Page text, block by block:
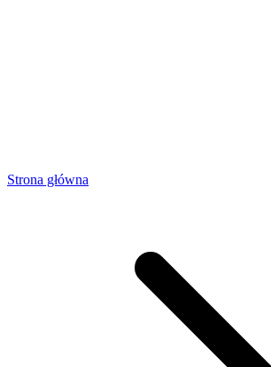
Strona główna